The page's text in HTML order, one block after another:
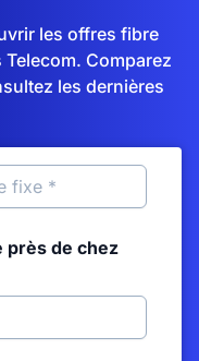
les offres fibre
Telecom. Comparez
les dernières
près de chez